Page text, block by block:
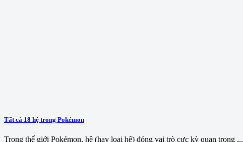
Tất cả 18 hệ trong Pokémon
Trong thế giới Pokémon, hệ (hay loại hệ) đóng vai trò cực kỳ quan trọng ...